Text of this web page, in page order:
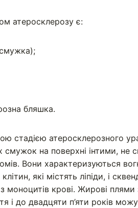
атеросклерозу є:
бляшка.
стадією атеросклерозного
смужок на поверхні інтими, не
Вони характеризуються
які містять ліпіди, і
моноцитів крові. Жирові плями
і до двадцяти п’яти років